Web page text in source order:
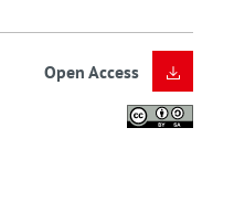
Open Access